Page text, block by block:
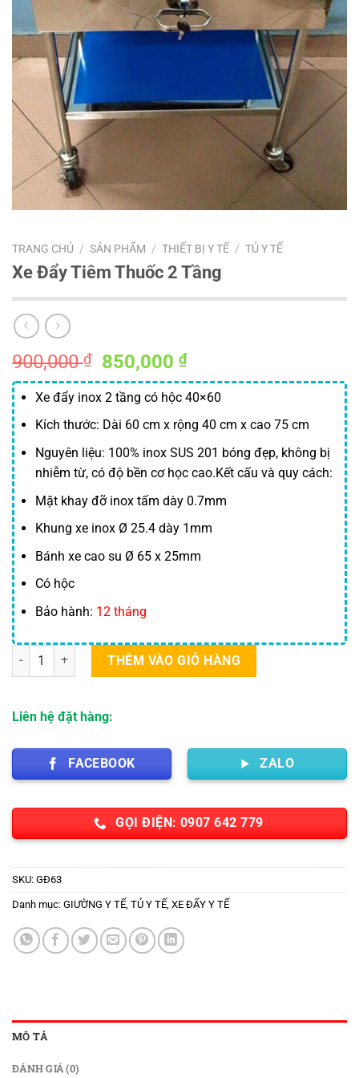
TRANG CHỦ / SẢN PHẨM / THIẾT BỊ Y TẾ / TỦ Y TẾ
Xe Đẩy Tiêm Thuốc 2 Tầng
900,000₫
Giá
gốc
là:
900,000 ₫.
850,000₫Giá
hiện
tại
là:
850,000 ₫.
Xe đẩy inox 2 tầng có hộc 40×60
Kích thước: Dài 60 cm x rộng 40 cm x cao 75 cm
Nguyên liệu: 100% inox SUS 201 bóng đẹp, không bị
nhiễm từ, có độ bền cơ học cao.Kết cấu và quy cách:
Mặt khay đỡ inox tấm dày 0.7mm
Khung xe inox Ø 25.4 dày 1mm
Bánh xe cao su Ø 65 x 25mm
Có hộc
Bảo hành: 12 tháng
Xe Đẩy Tiêm Thuốc 2 Tầng số lượng
THÊM VÀO GIỎ HÀNG
Liên hệ đặt hàng:
FACEBOOK ZALO
GỌI ĐIỆN: 0907 642 779
SKU: GĐ63
Danh mục: GIƯỜNG Y TẾ, TỦ Y TẾ, XE ĐẨY Y TẾ
MÔ TẢ
ĐÁNH GIÁ (0)